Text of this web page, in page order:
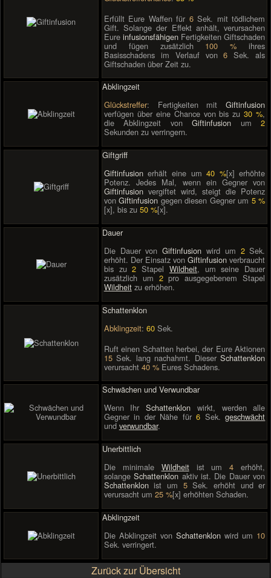
Erfüllt Eure Waffen für 6Sek. mit tödlichem
Gift. Solange der Effekt anhält, verursachen
Eure infusionsfähigenFertigkeiten Giftschaden
und fügen zusätzlich 100 % ihres
Basisschadens im Verlauf von6 Sek. als
Giftschaden über Zeit zu.
Abklingzeit
Glückstreffer: Fertigkeiten mitGiftinfusion
verfügen über eine Chance von bis zu30 %,
die Abklingzeit vonGiftinfusion um2
Sekunden zu verringern.
Giftgriff
Giftinfusionerhält eine um40 %[x] erhöhte
Potenz. Jedes Mal, wenn ein Gegner von
Giftinfusionvergiftet wird, steigt die Potenz
vonGiftinfusion gegen diesen Gegner um 5 %
[x], bis zu 50 %[x].
Dauer
Die Dauer vonGiftinfusion wird um 2Sek.
erhöht. Der Einsatz vonGiftinfusion verbraucht
bis zu2 Stapel Wildheit, um seine Dauer
zusätzlich um 2pro ausgegebenem Stapel
Wildheitzu erhöhen.
Schattenklon
Abklingzeit: 60Sek.
Ruft einen Schatten herbei, der Eure Aktionen
15Sek. lang nachahmt. DieserSchattenklon
verursacht 40 %Eures Schadens.
Schwächen und Verwundbar
Wenn IhrSchattenklon wirkt, werden alle
Gegner in der Nähe für6 Sek.geschwächt
und verwundbar.
Unerbittlich
Die minimale Wildheitist um4 erhöht,
solangeSchattenklon aktiv ist. Die Dauer von
Schattenklonist um 5Sek. erhöht und er
verursacht um 25 %[x] erhöhten Schaden.
Abklingzeit
Die Abklingzeit von Schattenklon wird um 10
Sek. verringert.
Zurück zur Übersicht